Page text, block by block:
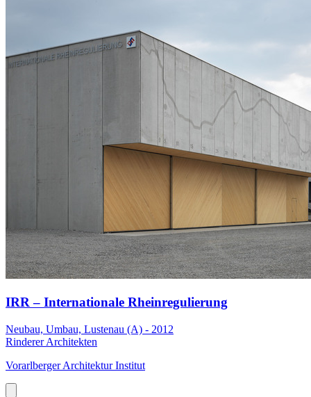
IRR – Internationale Rheinregulierung
Neubau, Umbau, Lustenau (A) - 2012
Rinderer Architekten
Vorarlberger Architektur Institut